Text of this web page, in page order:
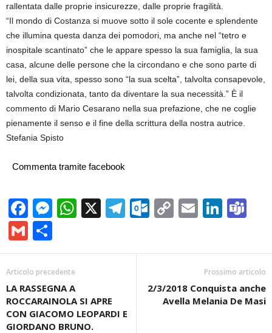
rallentata dalle proprie insicurezze, dalle proprie fragilità.
“Il mondo di Costanza si muove sotto il sole cocente e splendente
che illumina questa danza dei pomodori, ma anche nel “tetro e
inospitale scantinato” che le appare spesso la sua famiglia, la sua
casa, alcune delle persone che la circondano e che sono parte di
lei, della sua vita, spesso sono “la sua scelta”, talvolta consapevole,
talvolta condizionata, tanto da diventare la sua necessità.” È il
commento di Mario Cesarano nella sua prefazione, che ne coglie
pienamente il senso e il fine della scrittura della nostra autrice.
Stefania Spisto
Commenta tramite facebook
Facebook
Messenger
WhatsApp
X Telegram
Outlook.com
CopyEmail
Gmail
Articolo precedente
LA RASSEGNA A
ROCCARAINOLA SI APRE
CON GIACOMO LEOPARDI E
GIORDANO BRUNO.
Prossimo articolo
2/3/2018 Conquista anche
Avella Melania De Masi